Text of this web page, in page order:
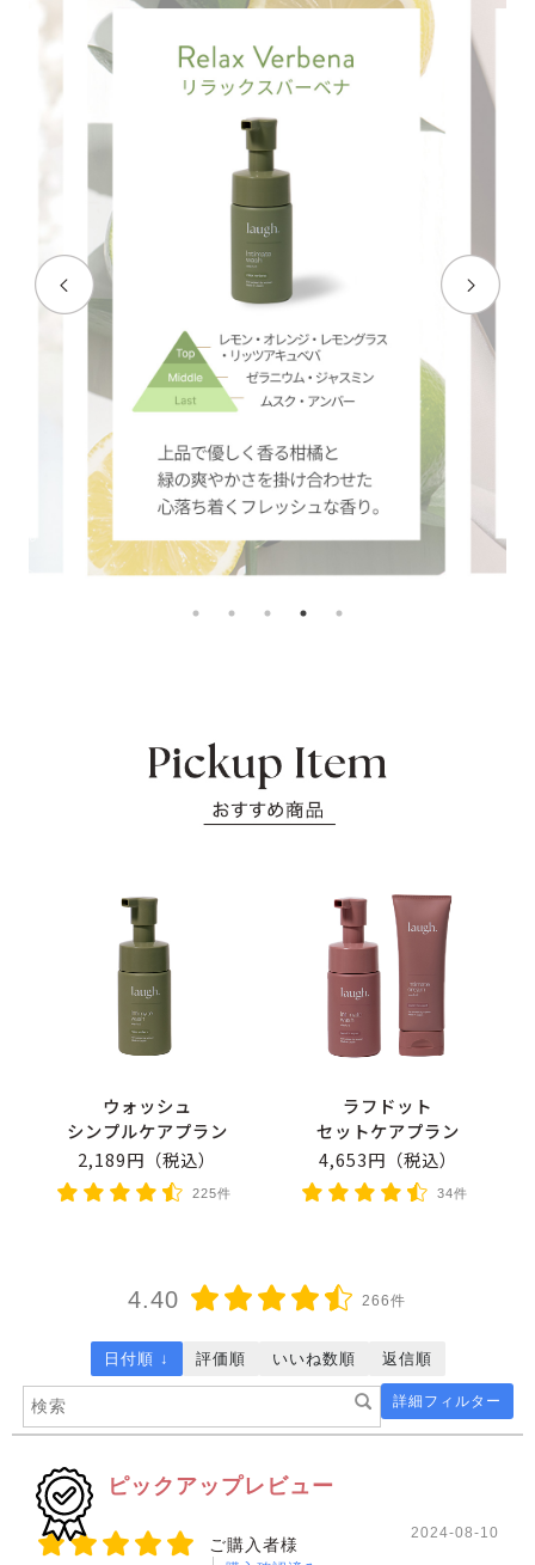
ウォッシュ
シンプルケアプラン
2,189円（税込）
225件
ラフドット
セットケアプラン
4,653円（税込）
34件
4.40 266件
詳細フィルター
日付順 ↓ 評価順 いいね数順 返信順
ピックアップレビュー
ご購入者様
2024-08-10